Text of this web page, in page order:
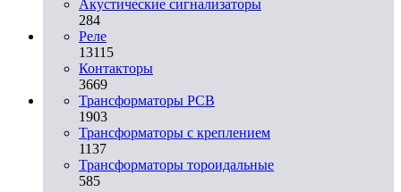
Акустические сигнализаторы
284
Реле
13115
Контакторы
3669
Трансформаторы PCB
1903
Трансформаторы с креплением
1137
Трансформаторы тороидальные
585